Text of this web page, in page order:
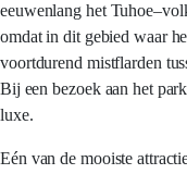
eeuwenlang het
omdat in dit gebied waar
voortdurend mistflarden
Bij een bezoek aan het
luxe.
Eén van de mooiste